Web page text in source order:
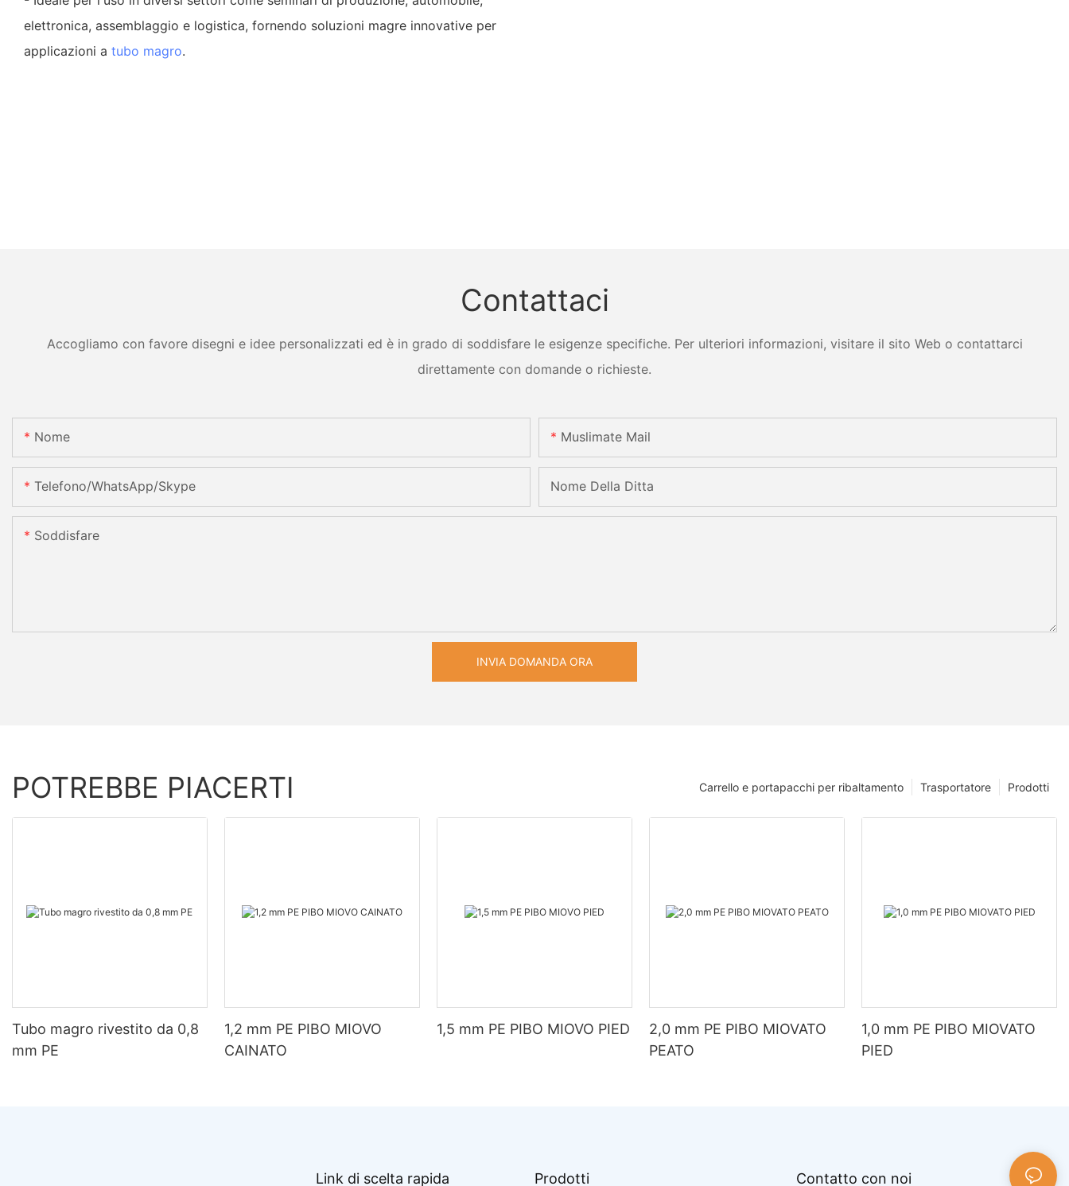
elettronica, assemblaggio e logistica, fornendo soluzioni magre innovative per
applicazioni a tubo magro.
Contattaci
Accogliamo con favore disegni e idee personalizzati ed è in grado di soddisfare le esigenze specifiche. Per ulteriori informazioni, visitare il sito Web o contattarci
direttamente con domande o richieste.
Nome Muslimate Mail
Telefono/WhatsApp/Skype Nome Della Ditta
Soddisfare
INVIA DOMANDA ORA
POTREBBE PIACERTI Prodotti
Trasportatore
Carrello e portapacchi per ribaltamento
Tubo magro rivestito da 0,8
mm PE
1,2 mm PE PIBO MIOVO
CAINATO
1,5 mm PE PIBO MIOVO PIED
2,0 mm PE PIBO MIOVATO
PEATO
1,0 mm PE PIBO MIOVATO
PIED
Link di scelta rapida Prodotti Contatto con noi